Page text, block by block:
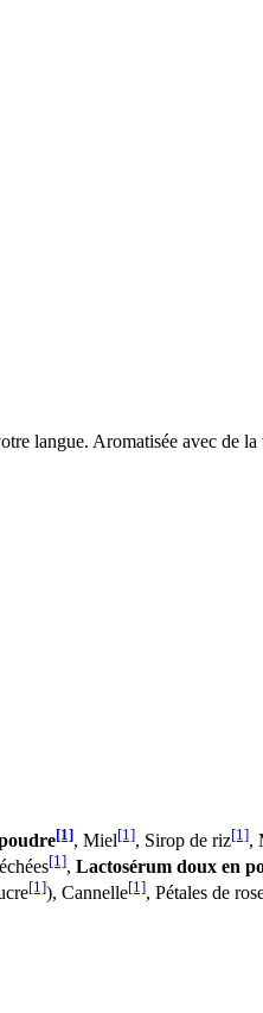
langue. Aromatisée avec de
[1], Miel[1], Sirop de riz[1],
[1], Lactosérum doux en
[1]), Cannelle[1], Pétales de